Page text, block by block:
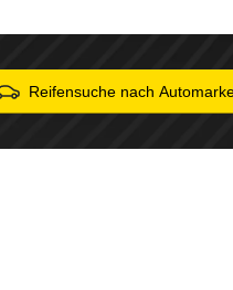
Reifensuche nach